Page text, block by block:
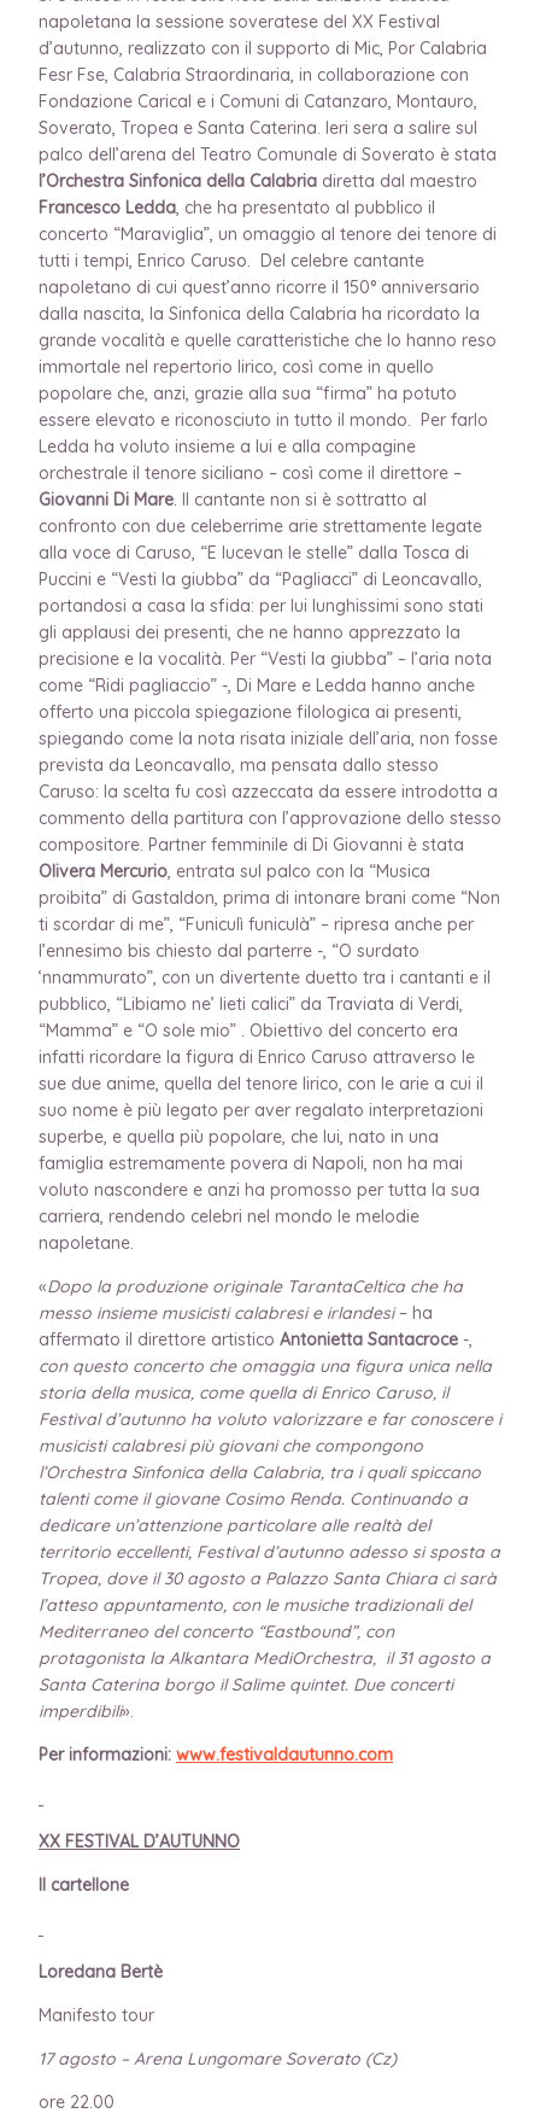
napoletana la sessione soveratese del XX Festival
d’autunno, realizzato con il supporto di Mic, Por Calabria
Fesr Fse, Calabria Straordinaria, in collaborazione con
Fondazione Carical e i Comuni di Catanzaro, Montauro,
Soverato, Tropea e Santa Caterina. Ieri sera a salire sul
palco dell’arena del Teatro Comunale di Soverato è stata
l’Orchestra Sinfonica della Calabria diretta dal maestro
Francesco Ledda, che ha presentato al pubblico il
concerto “Maraviglia”, un omaggio al tenore dei tenore di
tutti i tempi, Enrico Caruso. Del celebre cantante
napoletano di cui quest’anno ricorre il 150° anniversario
dalla nascita, la Sinfonica della Calabria ha ricordato la
grande vocalità e quelle caratteristiche che lo hanno reso
immortale nel repertorio lirico, così come in quello
popolare che, anzi, grazie alla sua “firma” ha potuto
essere elevato e riconosciuto in tutto il mondo. Per farlo
Ledda ha voluto insieme a lui e alla compagine
orchestrale il tenore siciliano – così come il direttore –
Giovanni Di Mare. Il cantante non si è sottratto al
confronto con due celeberrime arie strettamente legate
alla voce di Caruso, “E lucevan le stelle” dalla Tosca di
Puccini e “Vesti la giubba” da “Pagliacci” di Leoncavallo,
portandosi a casa la sfida: per lui lunghissimi sono stati
gli applausi dei presenti, che ne hanno apprezzato la
precisione e la vocalità. Per “Vesti la giubba” – l’aria nota
come “Ridi pagliaccio” -, Di Mare e Ledda hanno anche
offerto una piccola spiegazione filologica ai presenti,
spiegando come la nota risata iniziale dell’aria, non fosse
prevista da Leoncavallo, ma pensata dallo stesso
Caruso: la scelta fu così azzeccata da essere introdotta a
commento della partitura con l’approvazione dello stesso
compositore. Partner femminile di Di Giovanni è stata
Olivera Mercurio, entrata sul palco con la “Musica
proibita” di Gastaldon, prima di intonare brani come “Non
ti scordar di me”, “Funiculì funiculà” – ripresa anche per
l’ennesimo bis chiesto dal parterre -, “O surdato
‘nnammurato”, con un divertente duetto tra i cantanti e il
pubblico, “Libiamo ne’ lieti calici” da Traviata di Verdi,
“Mamma” e “O sole mio” . Obiettivo del concerto era
infatti ricordare la figura di Enrico Caruso attraverso le
sue due anime, quella del tenore lirico, con le arie a cui il
suo nome è più legato per aver regalato interpretazioni
superbe, e quella più popolare, che lui, nato in una
famiglia estremamente povera di Napoli, non ha mai
voluto nascondere e anzi ha promosso per tutta la sua
carriera, rendendo celebri nel mondo le melodie
napoletane.
«Dopo la produzione originale TarantaCeltica che ha
messo insieme musicisti calabresi e irlandesi– ha
affermato il direttore artistico Antonietta Santacroce -,
con questo concerto che omaggia una figura unica nella
storia della musica, come quella di Enrico Caruso, il
Festival d’autunno ha voluto valorizzare e far conoscere i
musicisti calabresi più giovani che compongono
l’Orchestra Sinfonica della Calabria, tra i quali spiccano
talenti come il giovane Cosimo Renda. Continuando a
dedicare un’attenzione particolare alle realtà del
territorio eccellenti, Festival d’autunno adesso si sposta a
Tropea, dove il 30 agosto a Palazzo Santa Chiara ci sarà
l’atteso appuntamento, con le musiche tradizionali del
Mediterraneo del concerto “Eastbound”, con
protagonista la Alkantara MediOrchestra, il 31 agosto a
Santa Caterina borgo il Salime quintet. Due concerti
imperdibili».
Per informazioni: www.festivaldautunno.com
XX FESTIVAL D’AUTUNNO
Il cartellone
Loredana Bertè
Manifesto tour
17 agosto – Arena Lungomare Soverato (Cz)
ore 22.00